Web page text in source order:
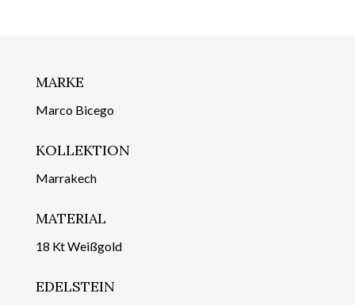
MARKE
Marco Bicego
KOLLEKTION
Marrakech
MATERIAL
18 Kt Weißgold
EDELSTEIN